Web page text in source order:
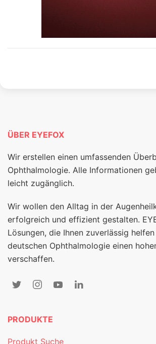
ÜBER EYEFOX
Wir erstellen einen umfassenden
Ophthalmologie. Alle Informationen
leicht zugänglich.
Wir wollen den Alltag in der
erfolgreich und effizient gestalten.
Lösungen, die Ihnen zuverlässig
deutschen Ophthalmologie einen
verschaffen.
PRODUKTE
Produkt Suche